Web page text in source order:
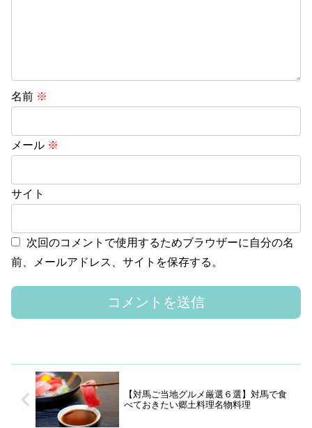
名前 ※
メール ※
サイト
次回のコメントで使用するためブラウザーに自分の名
前、メールアドレス、サイトを保存する。
【対馬ご当地グルメ厳選６選】対馬で食
べておきたい郷土料理名物料理